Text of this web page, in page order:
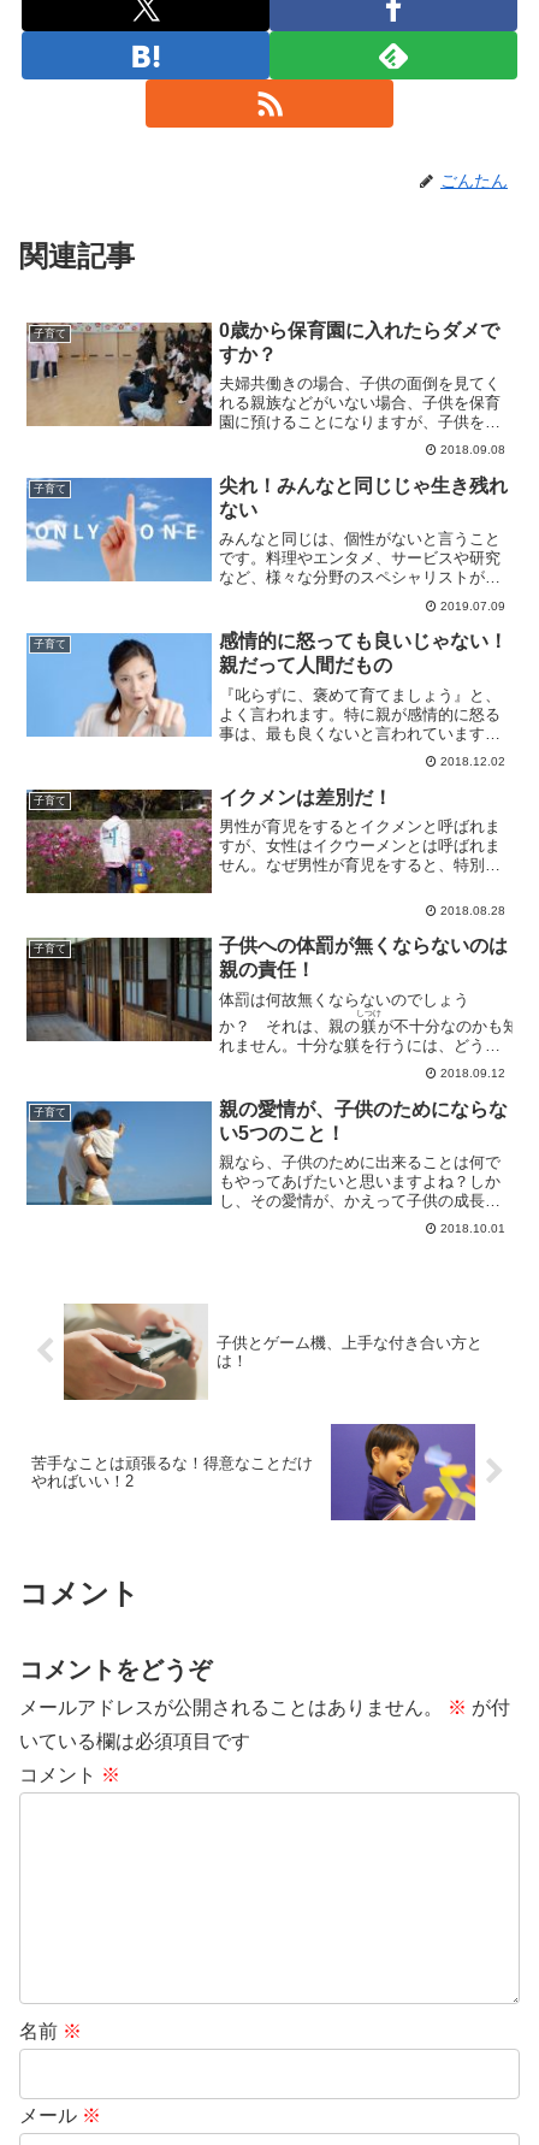
ごんたん
関連記事
子育て
0歳から保育園に入れたらダメで
すか？
夫婦共働きの場合、子供の面倒を見てく
れる親族などがいない場合、子供を保育
園に預けることになりますが、子供を低
月齢で保育園に預けることには、様々な
2018.09.08
子育て
尖れ！みんなと同じじゃ生き残れ
ない
みんなと同じは、個性がないと言うこと
です。料理やエンタメ、サービスや研究
など、様々な分野のスペシャリストが集
まって社会が回っています。みんな同じ
人だったら世の中上手く回りません。あ
なたの個性、存在意義は何ですか？
2019.07.09
子育て
感情的に怒っても良いじゃない！
親だって人間だもの
『叱らずに、褒めて育てましょう』と、
よく言われます。特に親が感情的に怒る
事は、最も良くないと言われています。
しかし、そんな綺麗事ばかりで育てるの
ではなく、現実をしっかりと教えるべき
だと私は思います。
2018.12.02
子育て イクメンは差別だ！
男性が育児をするとイクメンと呼ばれま
すが、女性はイクウーメンとは呼ばれま
せん。なぜ男性が育児をすると、特別扱
2018.08.28
子育て
子供への体罰が無くならないのは
親の責任！
体罰は何故無くならないのでしょう
か？ それは、親の躾
しつけ
が不十分なのかも知
れません。十分な躾を行うには、どうす
2018.09.12
子育て
親の愛情が、子供のためにならな
い5つのこと！
親なら、子供のために出来ることは何で
もやってあげたいと思いますよね？しか
し、その愛情が、かえって子供の成長を
妨げているかも知れません。「子供には
何不自由なく、苦労などさせない」とい
2018.10.01
子供とゲーム機、上手な付き合い方と
は！
苦手なことは頑張るな！得意なことだけ
やればいい！2
コメント
コメントをどうぞ
メールアドレスが公開されることはありません。 ※ が付
いている欄は必須項目です
コメント ※
名前 ※
メール ※